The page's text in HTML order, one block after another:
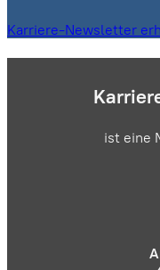
Karriere-Newsletter
ist eine